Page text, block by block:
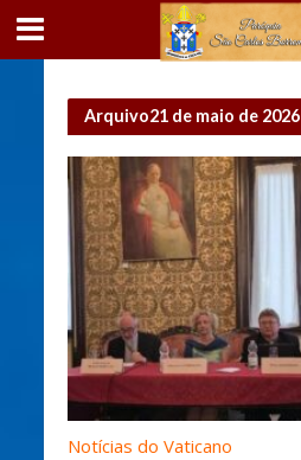
Arquivo21 de maio de 2026
Notícias do Vaticano